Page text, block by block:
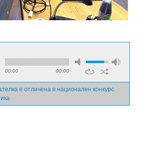
00:00 00:00
е отличена в национален конкурс